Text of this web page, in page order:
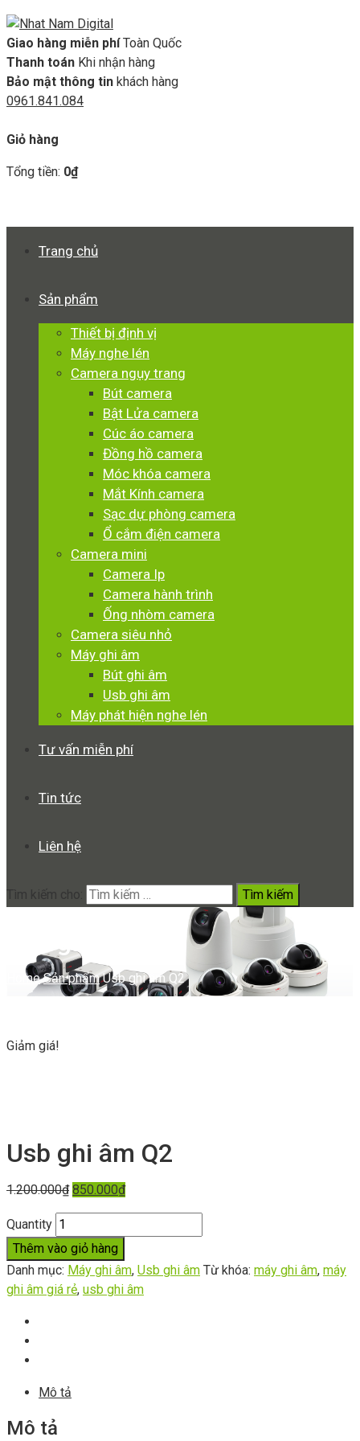
Giao hàng miễn phí Toàn Quốc
Thanh toán Khi nhận hàng
Bảo mật thông tin khách hàng
0961.841.084
Giỏ hàng
Tổng tiền: 0₫
Trang chủ
Sản phẩm
Thiết bị định vị
Máy nghe lén
Camera ngụy trang
Bút camera
Bật Lửa camera
Cúc áo camera
Đồng hồ camera
Móc khóa camera
Mắt Kính camera
Sạc dự phòng camera
Ổ cắm điện camera
Camera mini
Camera Ip
Camera hành trình
Ống nhòm camera
Camera siêu nhỏ
Máy ghi âm
Bút ghi âm
Usb ghi âm
Máy phát hiện nghe lén
Tư vấn miễn phí
Tin tức
Liên hệ
Tìm kiếm cho:
Usb ghi âm Q2
Home Sản phẩm Usb ghi âm Q2
Giảm giá!
Usb ghi âm Q2
1.200.000₫ 850.000₫
Quantity
Thêm vào giỏ hàng
Danh mục: Máy ghi âm, Usb ghi âm Từ khóa: máy ghi âm, máy
ghi âm giá rẻ, usb ghi âm
Mô tả
Mô tả